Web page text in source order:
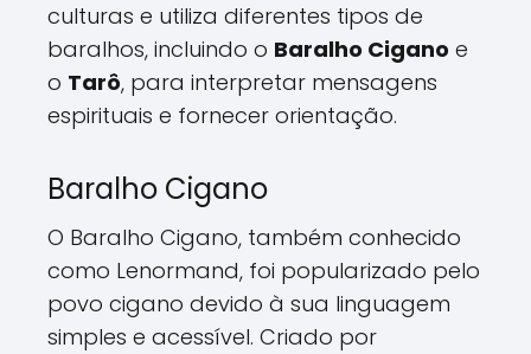
culturas e utiliza diferentes tipos de
baralhos, incluindo o Baralho Cigano e
o Tarô, para interpretar mensagens
espirituais e fornecer orientação.
Baralho Cigano
O Baralho Cigano, também conhecido
como Lenormand, foi popularizado pelo
povo cigano devido à sua linguagem
simples e acessível. Criado por